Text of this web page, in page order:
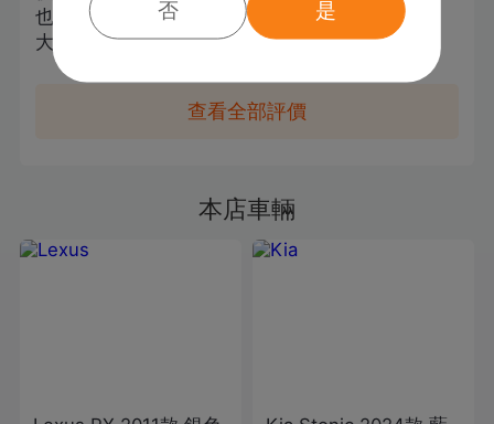
也都做到!服務也真的很好,不論日夜,晴天
大雨都服務到家!推薦!
查看全部評價
本店車輛
否 是